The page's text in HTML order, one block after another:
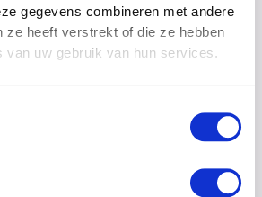
gegevens combineren met andere
ze heeft verstrekt of die ze hebben
van uw gebruik van hun services.